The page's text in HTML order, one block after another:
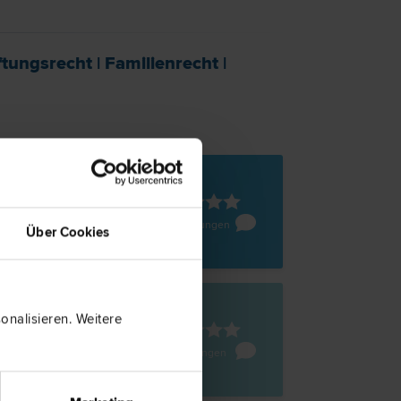
Über Cookies
Weitere
| Familien­recht |
10 Bewertungen